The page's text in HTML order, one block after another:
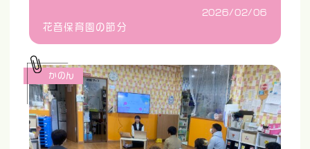
2026/02/06
花音保育園の節分
かのん